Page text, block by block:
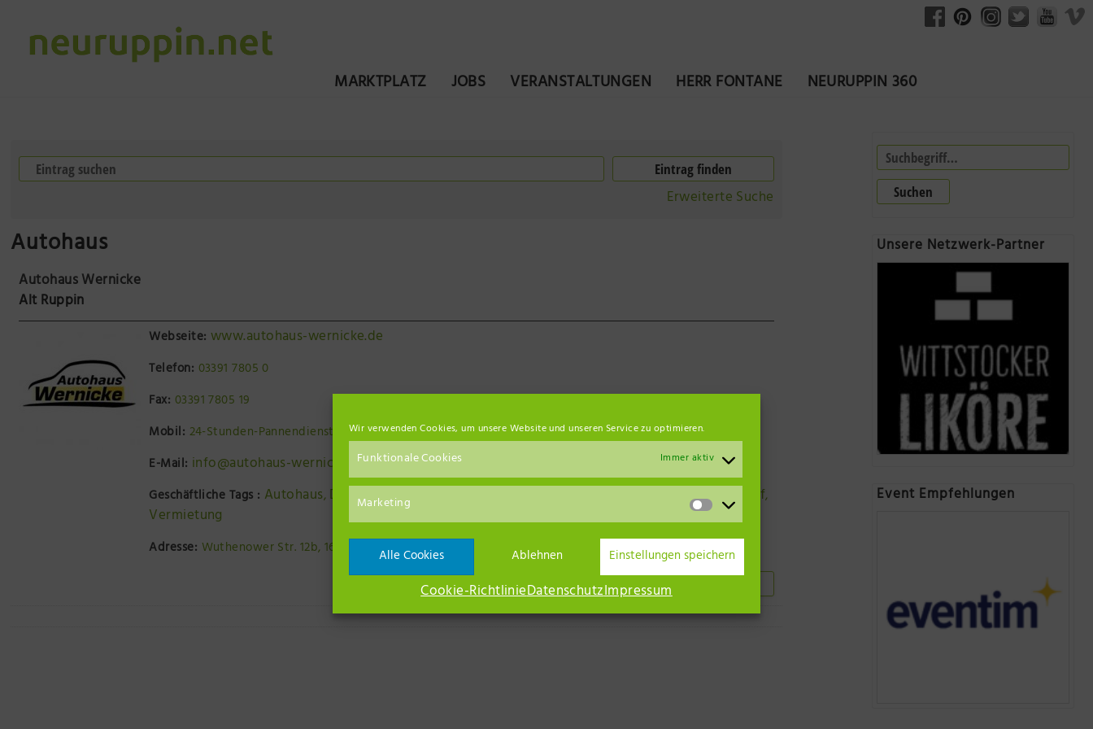
Wir verwenden Cookies, um unsere Website und unseren Service zu optimieren.
Funktionale Cookies Immer aktiv
Marketing
Alle Cookies Ablehnen Einstellungen speichern
Cookie-RichtlinieDatenschutzImpressum
MARKTPLATZ JOBS VERANSTALTUNGEN HERR FONTANE NEURUPPIN 360
Erweiterte Suche
Autohaus
Autohaus Wernicke
Alt Ruppin
Webseite: www.autohaus-wernicke.de
Telefon: 03391 7805 0
Fax: 03391 7805 19
Mobil: 24-Stunden-Pannendienst: 0170 818 30 30
E-Mail: info@autohaus-wernicke.de
Geschäftliche Tags : Autohaus,Dacia,Kfz-Reperatur TÜV, Verkauf,
Vermietung
Adresse: Wuthenower Str. 12b, 16827 Alt Ruppin
Suchen
Unsere Netzwerk-Partner
Event Empfehlungen